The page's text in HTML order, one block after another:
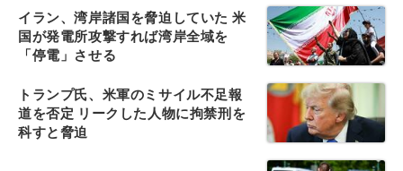
イラン、湾岸諸国を脅迫していた 米
国が発電所攻撃すれば湾岸全域を
「停電」させる
トランプ氏、米軍のミサイル不足報
道を否定 リークした人物に拘禁刑を
科すと脅迫